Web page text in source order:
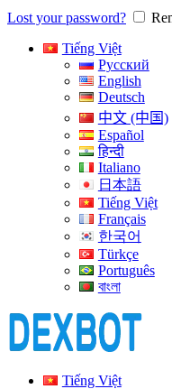
Lost your password?
Tiếng Việt
Русский
English
Deutsch
中文 (中国)
Español
हिन्दी
Italiano
日本語
Tiếng Việt
Français
한국어
Türkçe
Português
বাংলা
Tiếng Việt